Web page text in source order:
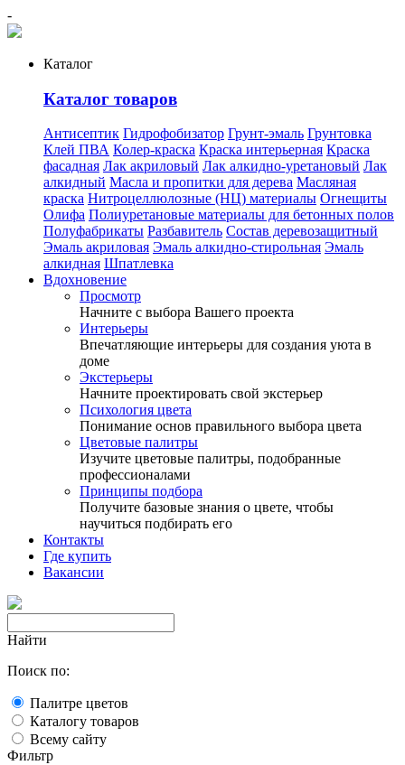
-
Каталог
Каталог товаров
Антисептик Гидрофобизатор Грунт-эмаль Грунтовка
Клей ПВА Колер-краска Краска интерьерная Краска
фасадная Лак акриловый Лак алкидно-уретановый Лак
алкидный Масла и пропитки для дерева Масляная
краска Нитроцеллюлозные (НЦ) материалы Огнещиты
Олифа Полиуретановые материалы для бетонных полов
Полуфабрикаты Разбавитель Состав деревозащитный
Эмаль акриловая Эмаль алкидно-стирольная Эмаль
алкидная Шпатлевка
Вдохновение
Просмотр
Начните с выбора Вашего проекта
Интерьеры
Впечатляющие интерьеры для создания уюта в
доме
Экстерьеры
Начните проектировать свой экстерьер
Психология цвета
Понимание основ правильного выбора цвета
Цветовые палитры
Изучите цветовые палитры, подобранные
профессионалами
Принципы подбора
Получите базовые знания о цвете, чтобы
научиться подбирать его
Контакты
Где купить
Вакансии
Найти
Поиск по:
Палитре цветов
Каталогу товаров
Всему сайту
Фильтр